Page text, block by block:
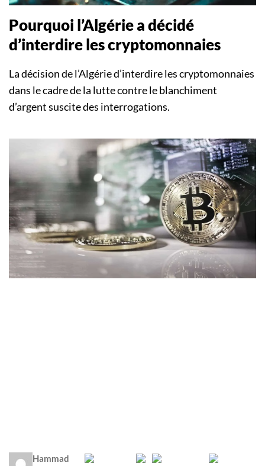
Pourquoi l’Algérie a décidé
d’interdire les cryptomonnaies
La décision de l’Algérie d’interdire les cryptomonnaies
dans le cadre de la lutte contre le blanchiment
d’argent suscite des interrogations.
Hammad